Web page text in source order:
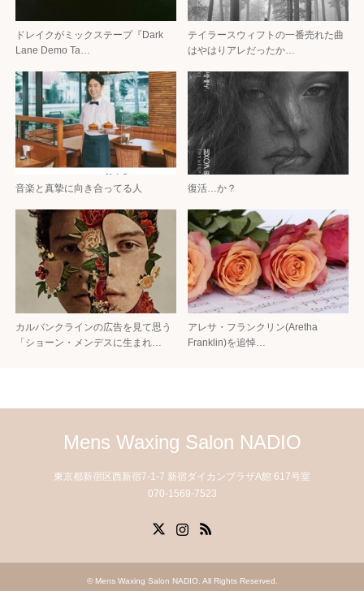
ドレイクがミックステープ『Dark
Lane Demo Ta…
テイラースウィフトの一番売れた曲
はやはりアレだったか…
音楽と真摯に向き合ってる人 復活…か？
カルバンクラインの広告を見て思う
「ショーン・メンデスに生まれ…
アレサ・フランクリン(Aretha
Franklin)を追悼…
Mens Waxing Salon NADIO
東京都新宿区西新宿7-1-7 新宿ダイカンプラザA館 617号室
070-1569-7523
© Mens Waxing Salon NADIO. All Rights Reserved.